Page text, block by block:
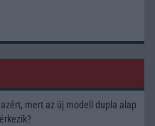
mert az új modell dupla alap